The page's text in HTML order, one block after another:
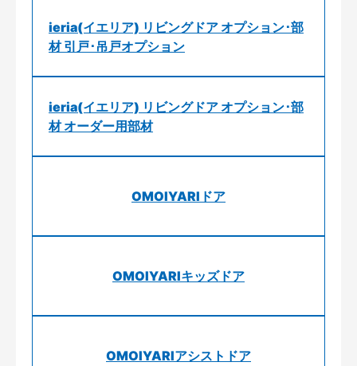
ieria(イエリア) リビングドア オプション･部
材 引戸･吊戸オプション
ieria(イエリア) リビングドア オプション･部
材 オーダー用部材
OMOIYARIドア
OMOIYARIキッズドア
OMOIYARIアシストドア